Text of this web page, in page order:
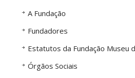
A Fundação
Fundadores
Estatutos da Fundação Museu
Órgãos Sociais